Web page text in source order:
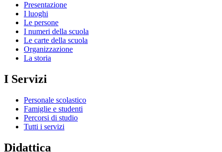
Presentazione
I luoghi
Le persone
I numeri della scuola
Le carte della scuola
Organizzazione
La storia
I Servizi
Personale scolastico
Famiglie e studenti
Percorsi di studio
Tutti i servizi
Didattica